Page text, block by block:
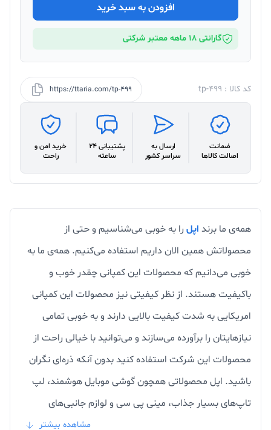
افزودن به سبد خرید
گارانتی 18 ماهه معتبر شرکتی
کد کالا : tp-499 https://ttaria.com/tp-499
ضمانت
اصالت کالاها
ارسال به
سراسر کشور
پشتیبانی 24
ساعته
خرید امن و
راحت
همه‌ی ما برند اپل را به خوبی می‌شناسیم و حتی از
محصولاتش همین الان داریم استفاده می‌کنیم. همه‌ی ما به
خوبی می‌دانیم که محصولات این کمپانی چقدر خوب و
باکیفیت هستند. از نظر کیفیتی نیز محصولات این کمپانی
امریکایی به شدت کیفیت بالایی دارند و به خوبی تمامی
نیازهایتان را برآورده می‌سازند و می‌توانید با خیالی راحت از
محصولات این شرکت استفاده کنید بدون آنکه ذره‌ای نگران
باشید. اپل محصولاتی همچون گوشی موبایل هوشمند، لپ
تاپ‌های بسیار جذاب، مینی پی سی و لوازم جانبی‌های
مختلفی همچون ساعت هوشمند و هندزفری را روانه‌ی بازار
مشاهده بیشتر